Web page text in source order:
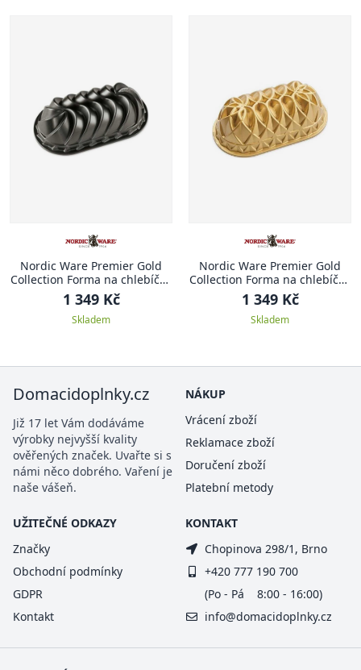
Nordic Ware Premier Gold
Collection Forma na chlebíček
1,4 l HERITAGE
1 349 Kč
Skladem
Nordic Ware Premier Gold
Collection Forma na chlebíček
JUBILEE
1 349 Kč
Skladem
Domacidoplnky.cz
Již 17 let Vám dodáváme
výrobky nejvyšší kvality
ověřených značek. Uvařte si s
námi něco dobrého. Vaření je
naše vášeň.
NÁKUP
Vrácení zboží
Reklamace zboží
Doručení zboží
Platební metody
UŽITEČNÉ ODKAZY
Značky
Obchodní podmínky
GDPR
Kontakt
KONTAKT
Chopinova 298/1, Brno
+420 777 190 700
(Po - Pá 8:00 - 16:00)
info@domacidoplnky.cz